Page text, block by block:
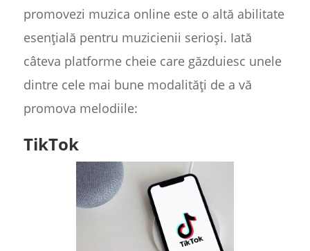
promovezi muzica online este o altă abilitate
esențială pentru muzicienii serioși. Iată
câteva platforme cheie care găzduiesc unele
dintre cele mai bune modalități de a vă
promova melodiile:
TikTok